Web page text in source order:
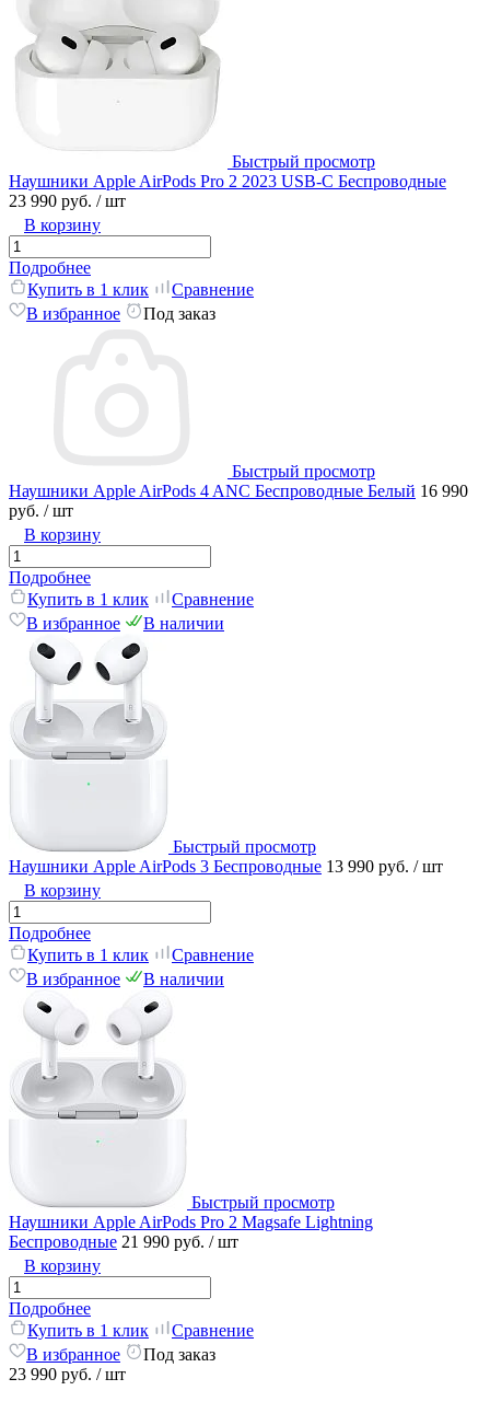
Быстрый просмотр
Наушники Apple AirPods Pro 2 2023 USB-C Беспроводные
23 990 руб. / шт
В корзину
Подробнее
Купить в 1 клик
Сравнение
В избранное
Под заказ
Быстрый просмотр
Наушники Apple AirPods 4 ANC Беспроводные Белый 16 990
руб. / шт
В корзину
Подробнее
Купить в 1 клик
Сравнение
В избранное
В наличии
Быстрый просмотр
Наушники Apple AirPods 3 Беспроводные 13 990 руб. / шт
В корзину
Подробнее
Купить в 1 клик
Сравнение
В избранное
В наличии
Быстрый просмотр
Наушники Apple AirPods Pro 2 Magsafe Lightning
Беспроводные 21 990 руб. / шт
В корзину
Подробнее
Купить в 1 клик
Сравнение
В избранное
Под заказ
23 990 руб. / шт